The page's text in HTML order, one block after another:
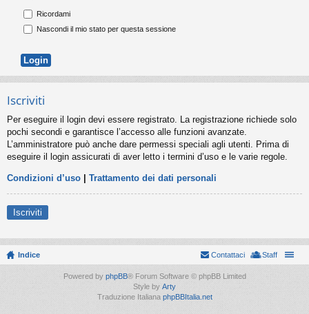
Ricordami
Nascondi il mio stato per questa sessione
Iscriviti
Per eseguire il login devi essere registrato. La registrazione richiede solo
pochi secondi e garantisce l’accesso alle funzioni avanzate.
L’amministratore può anche dare permessi speciali agli utenti. Prima di
eseguire il login assicurati di aver letto i termini d’uso e le varie regole.
Condizioni d’uso Trattamento dei dati personali
Iscriviti
Indice Staff
Contattaci
Powered by phpBB® Forum Software © phpBB Limited
Style by Arty
Traduzione Italiana phpBBItalia.net